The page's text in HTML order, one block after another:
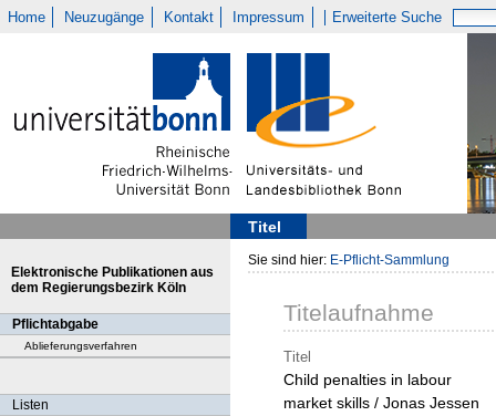
Home Neuzugänge Kontakt Impressum Erweiterte Suche
Titel
Elektronische Publikationen aus
dem Regierungsbezirk Köln
Pflichtabgabe
Ablieferungsverfahren
Listen
Sie sind hier: E-Pflicht-Sammlung
Titelaufnahme
Titel
Child penalties in labour
market skills / Jonas Jessen